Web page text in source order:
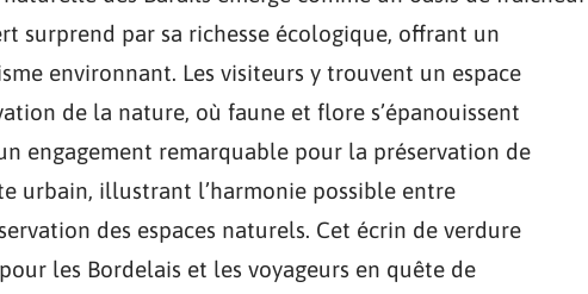
surprend par sa richesse écologique, offrant un
environnant. Les visiteurs y trouvent un espace
de la nature, où faune et flore s’épanouissent
engagement remarquable pour la préservation de
urbain, illustrant l’harmonie possible entre
des espaces naturels. Cet écrin de verdure
les Bordelais et les voyageurs en quête de